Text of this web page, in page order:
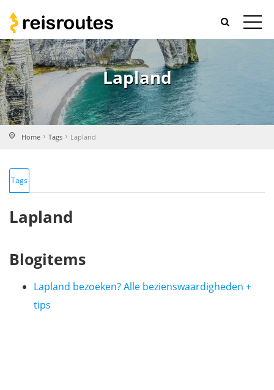
Lapland
Home Tags Lapland
Tags
Lapland
Blogitems
Lapland bezoeken? Alle bezienswaardigheden +
tips